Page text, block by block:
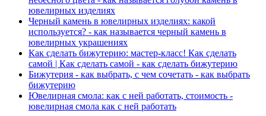
ювелирных изделиях
Черный камень в ювелирных изделиях: какой
используется? - как называется черный камень в
ювелирных украшениях
Как сделать бижутерию: мастер-класс! Как сделать
самой | Как сделать самой - как сделать бижутерию
Бижутерия - как выбрать, с чем сочетать - как выбрать
бижутерию
Ювелирная смола: как с ней работать, стоимость -
ювелирная смола как с ней работать